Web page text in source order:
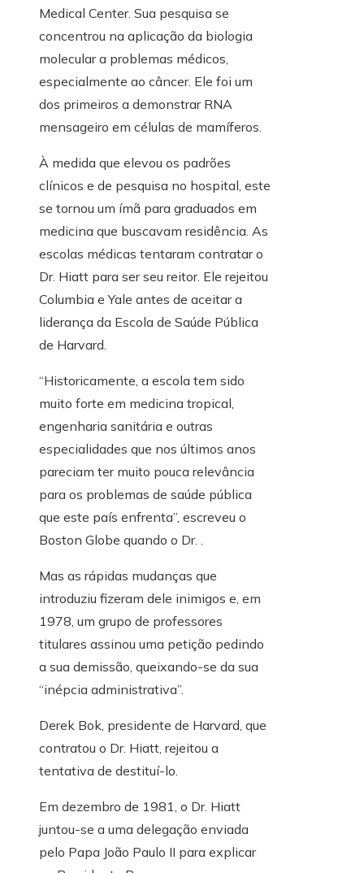
Medical Center. Sua pesquisa se
concentrou na aplicação da biologia
molecular a problemas médicos,
especialmente ao câncer. Ele foi um
dos primeiros a demonstrar RNA
mensageiro em células de mamíferos.
À medida que elevou os padrões
clínicos e de pesquisa no hospital, este
se tornou um ímã para graduados em
medicina que buscavam residência. As
escolas médicas tentaram contratar o
Dr. Hiatt para ser seu reitor. Ele rejeitou
Columbia e Yale antes de aceitar a
liderança da Escola de Saúde Pública
de Harvard.
“Historicamente, a escola tem sido
muito forte em medicina tropical,
engenharia sanitária e outras
especialidades que nos últimos anos
pareciam ter muito pouca relevância
para os problemas de saúde pública
que este país enfrenta”, escreveu o
Boston Globe quando o Dr. .
Mas as rápidas mudanças que
introduziu fizeram dele inimigos e, em
1978, um grupo de professores
titulares assinou uma petição pedindo
a sua demissão, queixando-se da sua
“inépcia administrativa”.
Derek Bok, presidente de Harvard, que
contratou o Dr. Hiatt, rejeitou a
tentativa de destituí-lo.
Em dezembro de 1981, o Dr. Hiatt
juntou-se a uma delegação enviada
pelo Papa João Paulo II para explicar